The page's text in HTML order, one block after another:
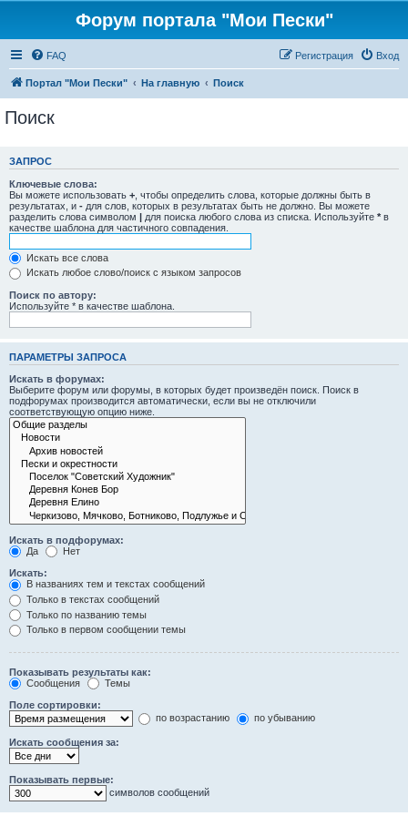
Форум портала "Мои Пески"
FAQ Вход
Регистрация
Портал "Мои Пески" На главную Поиск
Поиск
ЗАПРОС
Ключевые слова:
Вы можете использовать + , чтобы определить слова, которые должны быть в
результатах, и - для слов, которых в результатах быть не должно. Вы можете
разделить слова символом | для поиска любого слова из списка. Используйте * в
качестве шаблона для частичного совпадения.
Искать все слова
Искать любое слово/поиск с языком запросов
Поиск по автору:
Используйте * в качестве шаблона.
ПАРАМЕТРЫ ЗАПРОСА
Искать в форумах:
Выберите форум или форумы, в которых будет произведён поиск. Поиск в
подфорумах производится автоматически, если вы не отключили
соответствующую опцию ниже.
Искать в подфорумах:
Да
Нет
Искать:
В названиях тем и текстах сообщений
Только в текстах сообщений
Только по названию темы
Только в первом сообщении темы
Показывать результаты как:
Сообщения
Темы
Поле сортировки:
по возрастанию
по убыванию
Искать сообщения за:
Показывать первые:
символов сообщений